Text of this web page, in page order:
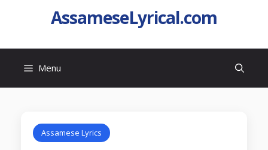
AssameseLyrical.com
Menu
Assamese Lyrics